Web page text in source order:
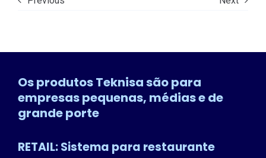
Os produtos Teknisa são para
empresas pequenas, médias e de
grande porte
RETAIL: Sistema para restaurante